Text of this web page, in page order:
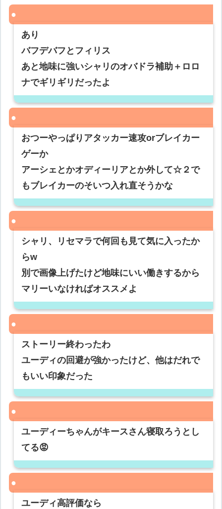
あり
バフデバフとフィリス
あと地味に強いシャリのオバドラ補助＋ロロ
ナでギリギリだったよ
おつーやっぱりアタッカー速攻orブレイカー
ゲーか
アーシェとかオディーリアとか外して☆２で
もブレイカーのそいつ入れ直そうかな
シャリ、リセマラで何回も見て気に入ったか
らw
別で画像上げたけど地味にいい働きするから
マリーいなければオススメよ
ストーリー終わったわ
ユーディの回避が強かったけど、他はだれで
もいい印象だった
ユーディーちゃんがキースさん寝取ろうとし
てる😡
ユーディ高評価なら